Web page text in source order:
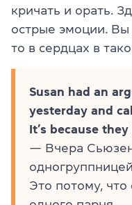
кричать и орать.
острые эмоции.
то в сердцах в
Susan had an
yesterday and
It’s because
— Вчера Сьюзен
Это потому,